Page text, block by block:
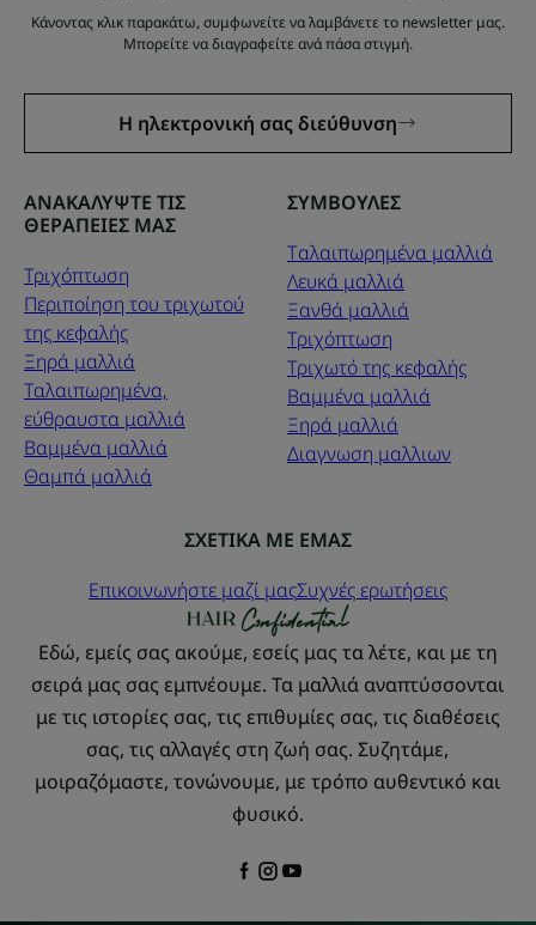
Κάνοντας κλικ παρακάτω, συμφωνείτε να λαμβάνετε το newsletter μας.
Μπορείτε να διαγραφείτε ανά πάσα στιγμή.
Η ηλεκτρονική σας διεύθυνση
ΑΝΑΚΑΛΥΨΤΕ ΤΙΣ
ΘΕΡΑΠΕΙΕΣ ΜΑΣ
Τριχόπτωση
Περιποίηση του τριχωτού
της κεφαλής
Ξηρά μαλλιά
Ταλαιπωρημένα,
εύθραυστα μαλλιά
Βαμμένα μαλλιά
Θαμπά μαλλιά
ΣΥΜΒΟΥΛΕΣ
Tαλαιπωρημένα μαλλιά
Λευκά μαλλιά
Ξανθά μαλλιά
Τριχόπτωση
Τριχωτό της κεφαλής
Βαμμένα μαλλιά
Ξηρά μαλλιά
Διαγνωση μαλλιων
ΣΧΕΤΙΚΑ ΜΕ ΕΜΑΣ
Επικοινωνήστε μαζί μαςΣυχνές ερωτήσεις
Εδώ, εμείς σας ακούμε, εσείς μας τα λέτε, και με τη
σειρά μας σας εμπνέουμε. Τα μαλλιά αναπτύσσονται
με τις ιστορίες σας, τις επιθυμίες σας, τις διαθέσεις
σας, τις αλλαγές στη ζωή σας. Συζητάμε,
μοιραζόμαστε, τονώνουμε, με τρόπο αυθεντικό και
φυσικό.